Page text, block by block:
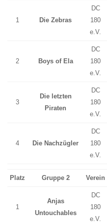
1 Die Zebras
DC
180
e.V.
2 Boys of Ela
DC
180
e.V.
3
Die letzten
Piraten
DC
180
e.V.
4 Die Nachzügler
DC
180
e.V.
Platz Gruppe 2 Verein
1
Anjas
Untouchables
DC
180
e.V.